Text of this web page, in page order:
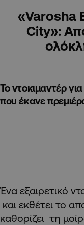
«Varosha
City»:
Το ντοκιμαντέρ
που έκανε
Ένα εξαιρετικό
και εκθέτει το
καθορίζει τη